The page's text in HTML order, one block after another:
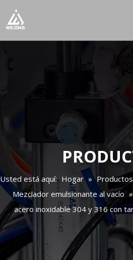
Usted está aquí: Hogar » Productos
Mezclador emulsionante al vacío
acero inoxidable 304 y 316 con